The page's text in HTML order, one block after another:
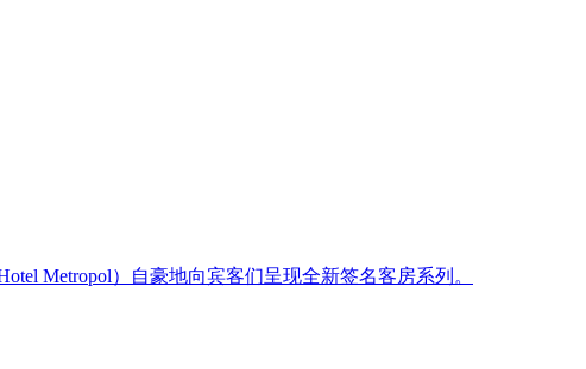
Metropol）自豪地向宾客们呈现全新签名客房系列。